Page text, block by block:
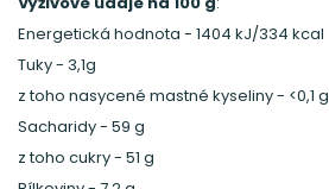
Energetická hodnota - 1404 kJ/334 kcal
Tuky - 3,1g
z toho nasycené mastné kyseliny - <0,1 g
Sacharidy - 59 g
z toho cukry - 51 g